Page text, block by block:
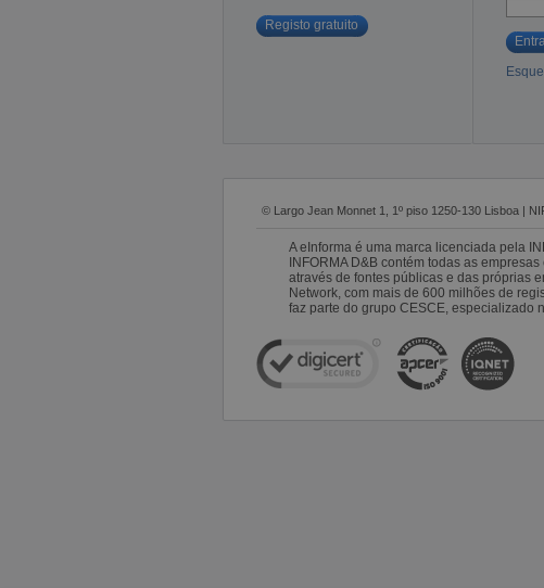
Registo gratuito
© Largo Jean Monnet 1, 1º piso 1250-130 Lisboa |
A eInforma é uma marca licenciada pela
INFORMA D&B contém todas as
através de fontes públicas e das próprias
Network, com mais de 600 milhões de
faz parte do grupo CESCE, especializado